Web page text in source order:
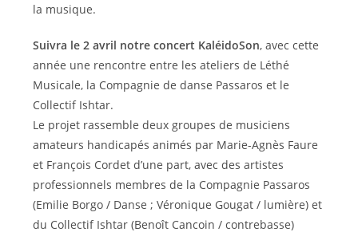
la musique.
Suivra le 2 avril notre concert KaléidoSon, avec cette
année une rencontre entre les ateliers de Léthé
Musicale, la Compagnie de danse Passaros et le
Collectif Ishtar.
Le projet rassemble deux groupes de musiciens
amateurs handicapés animés par Marie-Agnès Faure
et François Cordet d’une part, avec des artistes
professionnels membres de la Compagnie Passaros
(Emilie Borgo / Danse ; Véronique Gougat / lumière) et
du Collectif Ishtar (Benoît Cancoin / contrebasse)